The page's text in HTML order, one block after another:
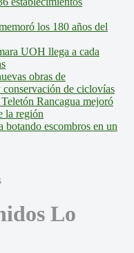
los 180 años del
UOH llega a cada
obras de
de ciclovías
Rancagua mejoró
la región
botando escombros en un
Lo